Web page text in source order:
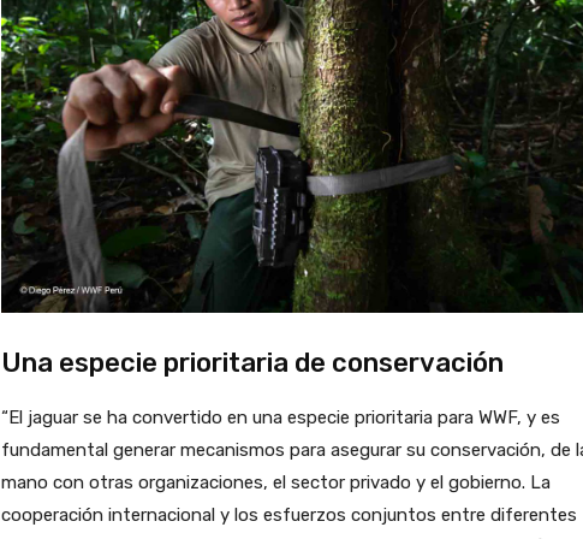
Una especie prioritaria de conservación
“El jaguar se ha convertido en una especie prioritaria para WWF, y es
fundamental generar mecanismos para asegurar su conservación, de
mano con otras organizaciones, el sector privado y el gobierno. La
cooperación internacional y los esfuerzos conjuntos entre diferentes